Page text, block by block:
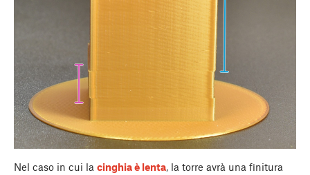
Nel caso in cui la cinghia è lenta, la torre avrà una finitura